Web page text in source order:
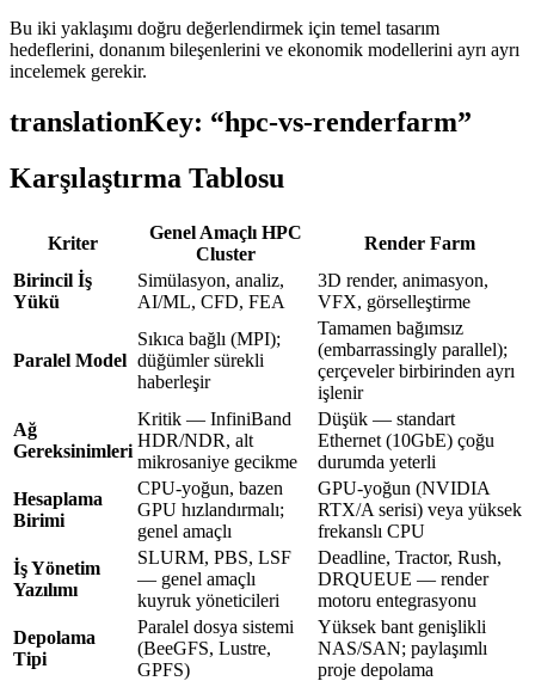
Bu iki yaklaşımı doğru değerlendirmek için temel tasarım
hedeflerini, donanım bileşenlerini ve ekonomik modellerini ayrı ayrı
incelemek gerekir.
translationKey: “hpc-vs-renderfarm”
Karşılaştırma Tablosu
Kriter
Genel Amaçlı HPC
Cluster
Render Farm
Birincil İş
Yükü
Simülasyon, analiz,
AI/ML, CFD, FEA
3D render, animasyon,
VFX, görselleştirme
Paralel Model
Sıkıca bağlı (MPI);
düğümler sürekli
haberleşir
Tamamen bağımsız
(embarrassingly parallel);
çerçeveler birbirinden ayrı
işlenir
Ağ
Gereksinimleri
Kritik — InfiniBand
HDR/NDR, alt
mikrosaniye gecikme
Düşük — standart
Ethernet (10GbE) çoğu
durumda yeterli
Hesaplama
Birimi
CPU-yoğun, bazen
GPU hızlandırmalı;
genel amaçlı
GPU-yoğun (NVIDIA
RTX/A serisi) veya yüksek
frekanslı CPU
İş Yönetim
Yazılımı
SLURM, PBS, LSF
— genel amaçlı
kuyruk yöneticileri
Deadline, Tractor, Rush,
DRQUEUE — render
motoru entegrasyonu
Depolama
Tipi
Paralel dosya sistemi
(BeeGFS, Lustre,
GPFS)
Yüksek bant genişlikli
NAS/SAN; paylaşımlı
proje depolama